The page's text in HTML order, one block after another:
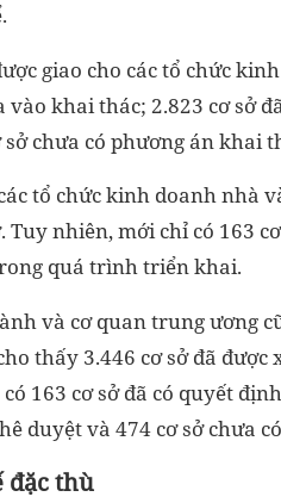
giao cho các tổ chức
khai thác; 2.823 cơ sở
chưa có phương án khai
tổ chức kinh doanh nhà
Tuy nhiên, mới chỉ có 163
quá trình triển khai.
và cơ quan trung ương
thấy 3.446 cơ sở đã được
163 cơ sở đã có quyết
duyệt và 474 cơ sở chưa
đặc thù